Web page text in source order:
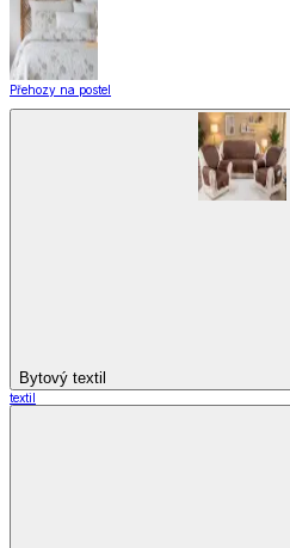
Přehozy na postel
Bytový textil
textil